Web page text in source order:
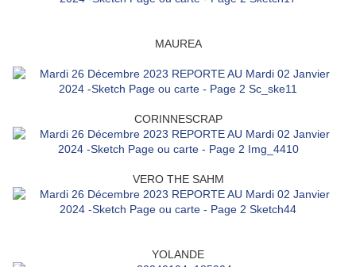
MAUREA
CORINNESCRAP
VERO THE SAHM
YOLANDE